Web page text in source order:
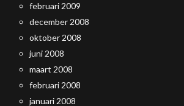
februari 2009
december 2008
oktober 2008
juni 2008
maart 2008
februari 2008
januari 2008